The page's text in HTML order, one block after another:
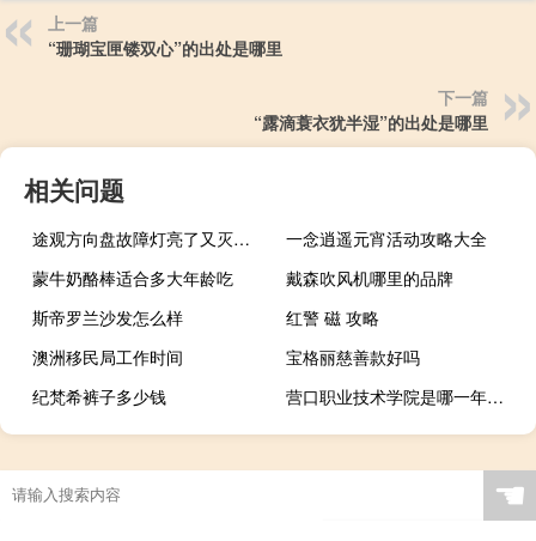
上一篇
“珊瑚宝匣镂双心”的出处是哪里
下一篇
“露滴蓑衣犹半湿”的出处是哪里
相关问题
途观方向盘故障灯亮了又灭了 途观.t故障灯为什么为亮
一念逍遥元宵活动攻略大全
蒙牛奶酪棒适合多大年龄吃
戴森吹风机哪里的品牌
斯帝罗兰沙发怎么样
红警 磁 攻略
澳洲移民局工作时间
宝格丽慈善款好吗
纪梵希裤子多少钱
营口职业技术学院是哪一年创办的
☚